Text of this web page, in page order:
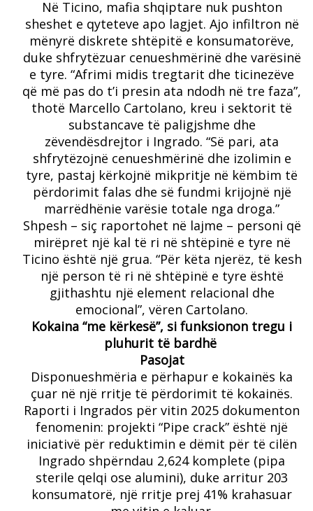
Në Ticino, mafia shqiptare nuk pushton
sheshet e qyteteve apo lagjet. Ajo infiltron në
mënyrë diskrete shtëpitë e konsumatorëve,
duke shfrytëzuar cenueshmërinë dhe varësinë
e tyre. “Afrimi midis tregtarit dhe ticinezëve
që më pas do t’i presin ata ndodh në tre faza”,
thotë Marcello Cartolano, kreu i sektorit të
substancave të paligjshme dhe
zëvendësdrejtor i Ingrado. “Së pari, ata
shfrytëzojnë cenueshmërinë dhe izolimin e
tyre, pastaj kërkojnë mikpritje në këmbim të
përdorimit falas dhe së fundmi krijojnë një
marrëdhënie varësie totale nga droga.”
Shpesh – siç raportohet në lajme – personi që
mirëpret një kal të ri në shtëpinë e tyre në
Ticino është një grua. “Për këta njerëz, të kesh
një person të ri në shtëpinë e tyre është
gjithashtu një element relacional dhe
emocional”, vëren Cartolano.
Kokaina “me kërkesë”, si funksionon tregu i
pluhurit të bardhë
Pasojat
Disponueshmëria e përhapur e kokainës ka
çuar në një rritje të përdorimit të kokainës.
Raporti i Ingrados për vitin 2025 dokumenton
fenomenin: projekti “Pipe crack” është një
iniciativë për reduktimin e dëmit për të cilën
Ingrado shpërndau 2,624 komplete (pipa
sterile qelqi ose alumini), duke arritur 203
konsumatorë, një rritje prej 41% krahasuar